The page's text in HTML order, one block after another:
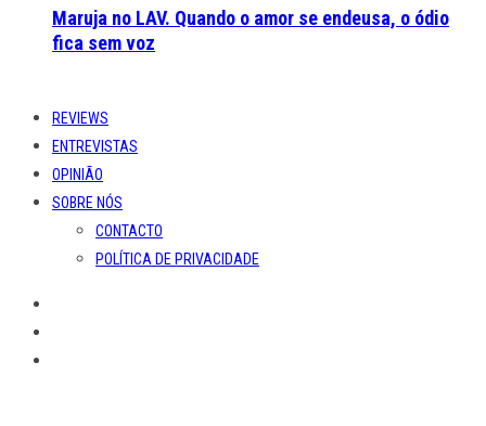
Maruja no LAV. Quando o amor se endeusa, o ódio
fica sem voz
REVIEWS
ENTREVISTAS
OPINIÃO
SOBRE NÓS
CONTACTO
POLÍTICA DE PRIVACIDADE